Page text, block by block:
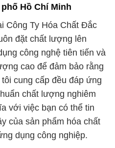
Hồ Chí Minh
Công Ty Hóa Chất Đắc
đặt chất lượng lên
công nghệ tiên tiến và
cao để đảm bảo rằng
cung cấp đều đáp ứng
chất lượng nghiêm
với việc bạn có thể tin
của sản phẩm hóa chất
dụng công nghiệp.